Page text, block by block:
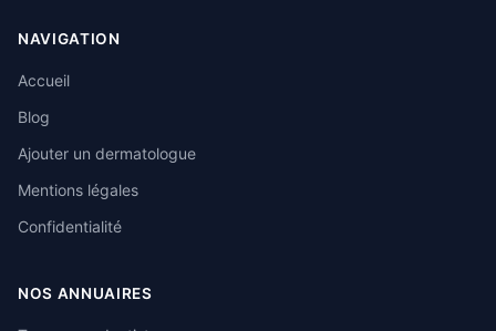
NAVIGATION
Accueil
Blog
Ajouter un dermatologue
Mentions légales
Confidentialité
NOS ANNUAIRES